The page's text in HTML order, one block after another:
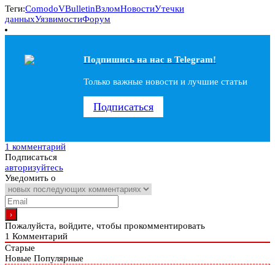
Теги:ComodoVBulletinВзломНовостиУтечки
данныхУязвимостиФорум
Подпишись на наc в Telegram!
Только важные новости и лучшие статьи
Подписаться
1 комментарий
Подписаться
авторизуйтесь
Уведомить о
Пожалуйста, войдите, чтобы прокомментировать
1 Комментарий
Старые
Новые Популярные